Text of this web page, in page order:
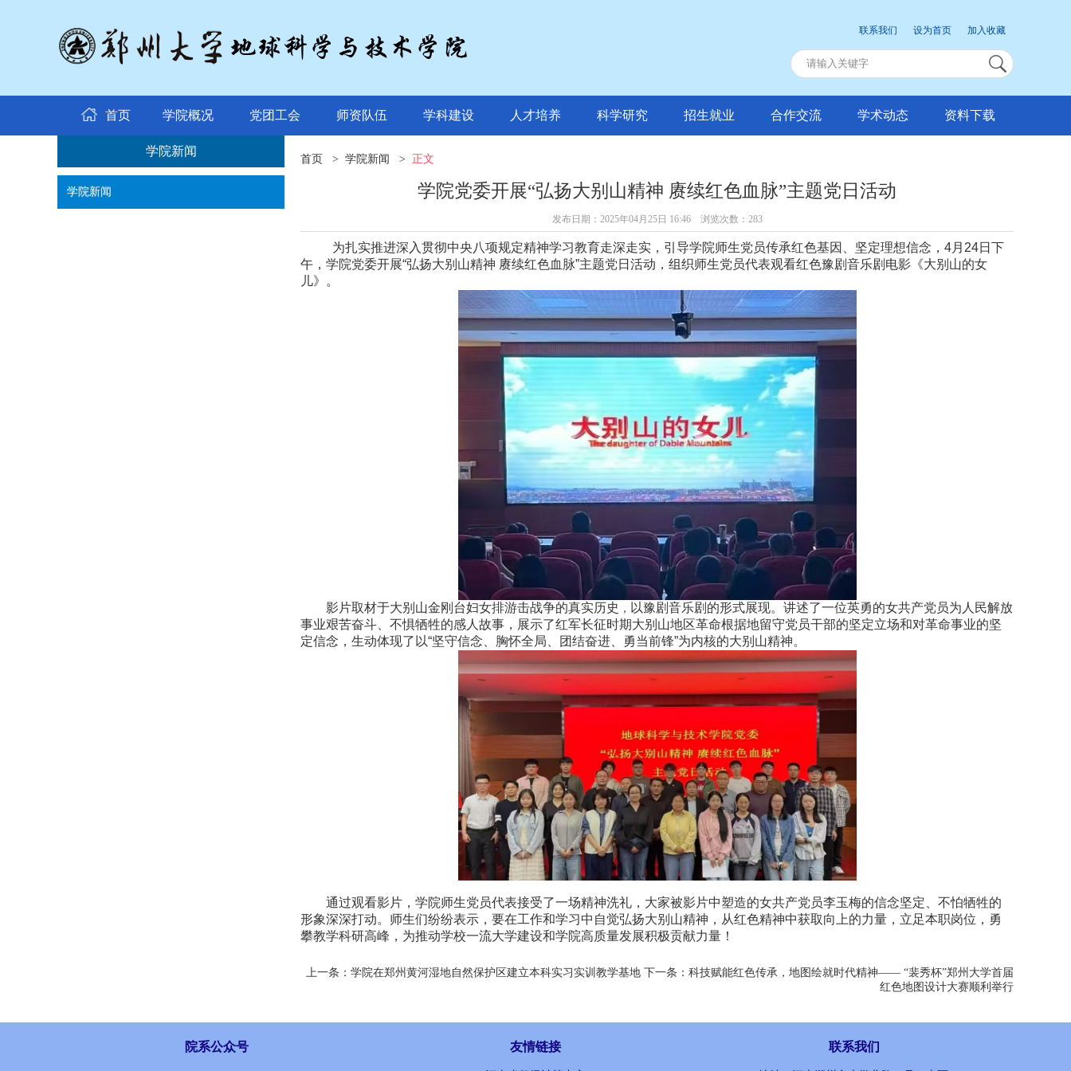
联系我们 设为首页 加入收藏
首页 学院概况 党团工会 师资队伍 学科建设 人才培养 科学研究 招生就业 合作交流 学术动态 资料下载
学院新闻
学院新闻
首页 > 学院新闻 > 正文
学院党委开展“弘扬大别山精神 赓续红色血脉”主题党日活动
发布日期：2025年04月25日 16:46 浏览次数： 283
为扎实推进深入贯彻中央八项规定精神学习教育走深走实，引导学院师生党员传承红色基因、坚定理想信念， 4月 24日下
午，学院党委开展“弘扬大别山精神 赓续红色血脉”主题党日活动，组织师生党员代表观看红色豫剧音乐剧电影《大别山的女
儿》。
影片取材于大别山金刚台妇女排游击战争的真实历史 ， 以豫剧音乐剧的形式展现。讲述了一位英勇的女共产党员为人民解放
事业艰苦奋斗、不惧牺牲的感人故事，展示了红军长征时期大别山地区革命根据地留守党员干部的坚定立场和对革命事业的坚
定信念，生动体现了以“坚守信念、胸怀全局、团结奋进、勇当前锋”为内核的大别山精神。
通过观看影片，学院师生党员代表接受了一场精神洗礼，大家被影片中塑造的女共产党员李玉梅的信念坚定、不怕牺牲的
形象深深打动。师生们纷纷表示，要在工作和学习中自觉弘扬大别山精神，从红色精神中获取向上的力量，立足本职岗位，勇
攀教学科研高峰，为推动学校一流大学建设和学院高质量发展积极贡献力量！
上一条： 学院在郑州黄河湿地自然保护区建立本科实习实训教学基地 下一条： 科技赋能红色传承，地图绘就时代精神—— “裴秀杯”郑州大学首届
红色地图设计大赛顺利举行
院系公众号 友情链接 联系我们